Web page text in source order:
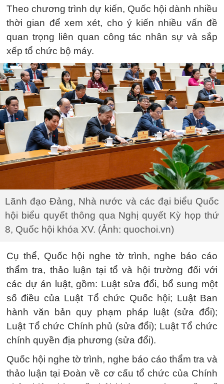
Theo chương trình dự kiến, Quốc hội dành nhiều
thời gian để xem xét, cho ý kiến nhiều vấn đề
quan trọng liên quan công tác nhân sự và sắp
xếp tổ chức bộ máy.
Lãnh đạo Đảng, Nhà nước và các đại biểu Quốc
hội biểu quyết thông qua Nghị quyết Kỳ họp thứ
8, Quốc hội khóa XV. (Ảnh: quochoi.vn)
Cụ thể, Quốc hội nghe tờ trình, nghe báo cáo
thẩm tra, thảo luận tại tổ và hội trường đối với
các dự án luật, gồm: Luật sửa đổi, bổ sung một
số điều của Luật Tổ chức Quốc hội; Luật Ban
hành văn bản quy phạm pháp luật (sửa đổi);
Luật Tổ chức Chính phủ (sửa đổi); Luật Tổ chức
chính quyền địa phương (sửa đổi).
Quốc hội nghe tờ trình, nghe báo cáo thẩm tra và
thảo luận tại Đoàn về cơ cấu tổ chức của Chính